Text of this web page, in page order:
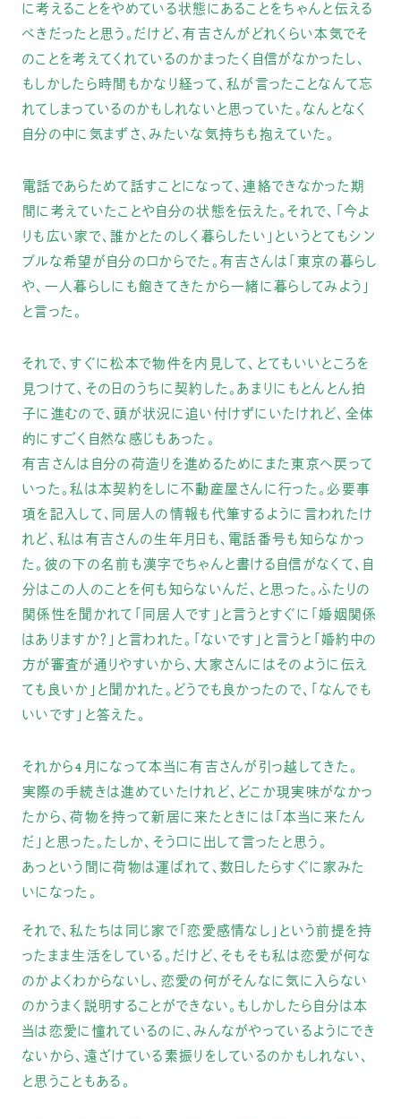
に考えることをやめている状態にあることをちゃんと伝える
べきだったと思う。だけど、有吉さんがどれくらい本気でそ
のことを考えてくれているのかまったく自信がなかったし、
もしかしたら時間もかなり経って、私が言ったことなんて忘
れてしまっているのかもしれないと思っていた。なんとなく
自分の中に気まずさ、みたいな気持ちも抱えていた。
電話であらためて話すことになって、連絡できなかった期
間に考えていたことや自分の状態を伝えた。それで、「今よ
りも広い家で、誰かとたのしく暮らしたい」というとてもシン
プルな希望が自分の口からでた。有吉さんは「東京の暮らし
や、一人暮らしにも飽きてきたから一緒に暮らしてみよう」
と言った。
それで、すぐに松本で物件を内見して、とてもいいところを
見つけて、その日のうちに契約した。あまりにもとんとん拍
子に進むので、頭が状況に追い付けずにいたけれど、全体
的にすごく自然な感じもあった。
有吉さんは自分の荷造りを進めるためにまた東京へ戻って
いった。私は本契約をしに不動産屋さんに行った。必要事
項を記入して、同居人の情報も代筆するように言われたけ
れど、私は有吉さんの生年月日も、電話番号も知らなかっ
た。彼の下の名前も漢字でちゃんと書ける自信がなくて、自
分はこの人のことを何も知らないんだ、と思った。ふたりの
関係性を聞かれて「同居人です」と言うとすぐに「婚姻関係
はありますか？」と言われた。「ないです」と言うと「婚約中の
方が審査が通りやすいから、大家さんにはそのように伝え
ても良いか」と聞かれた。どうでも良かったので、「なんでも
いいです」と答えた。
それから4月になって本当に有吉さんが引っ越してきた。
実際の手続きは進めていたけれど、どこか現実味がなかっ
たから、荷物を持って新居に来たときには「本当に来たん
だ」と思った。たしか、そう口に出して言ったと思う。
あっという間に荷物は運ばれて、数日したらすぐに家みた
いになった。
それで、私たちは同じ家で「恋愛感情なし」という前提を持
ったまま生活をしている。だけど、そもそも私は恋愛が何な
のかよくわからないし、恋愛の何がそんなに気に入らない
のかうまく説明することができない。もしかしたら自分は本
当は恋愛に憧れているのに、みんながやっているようにでき
ないから、遠ざけている素振りをしているのかもしれない、
と思うこともある。